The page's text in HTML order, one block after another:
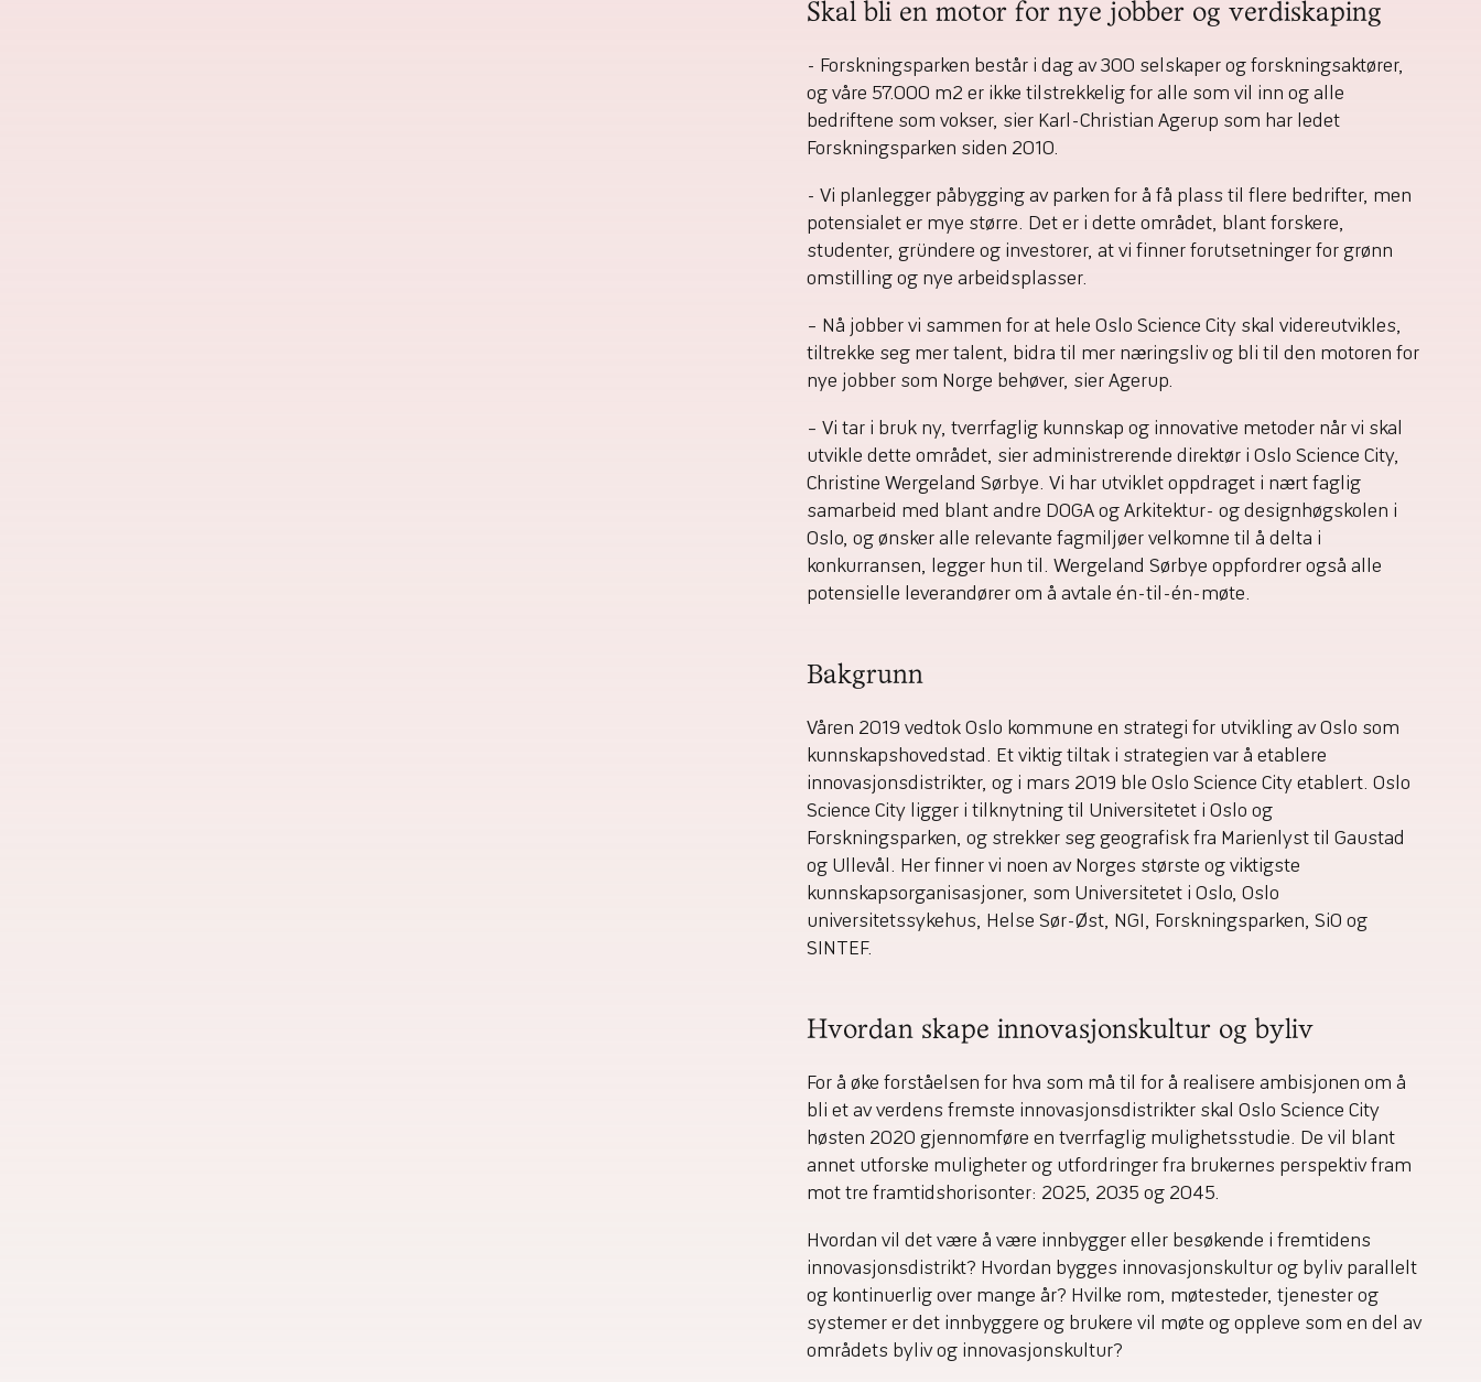
Skal bli en motor for nye jobber og verdiskaping
- Forskningsparken består i dag av 300 selskaper og forskningsaktører,
og våre 57.000 m2 er ikke tilstrekkelig for alle som vil inn og alle
bedriftene som vokser, sier Karl-Christian Agerup som har ledet
Forskningsparken siden 2010.
- Vi planlegger påbygging av parken for å få plass til flere bedrifter, men
potensialet er mye større. Det er i dette området, blant forskere,
studenter, gründere og investorer, at vi finner forutsetninger for grønn
omstilling og nye arbeidsplasser.
– Nå jobber vi sammen for at hele Oslo Science City skal videreutvikles,
tiltrekke seg mer talent, bidra til mer næringsliv og bli til den motoren for
nye jobber som Norge behøver, sier Agerup.
– Vi tar i bruk ny, tverrfaglig kunnskap og innovative metoder når vi skal
utvikle dette området, sier administrerende direktør i Oslo Science City,
Christine Wergeland Sørbye. Vi har utviklet oppdraget i nært faglig
samarbeid med blant andre DOGA og Arkitektur- og designhøgskolen i
Oslo, og ønsker alle relevante fagmiljøer velkomne til å delta i
konkurransen, legger hun til. Wergeland Sørbye oppfordrer også alle
potensielle leverandører om å avtale én-til-én-møte.
Bakgrunn
Våren 2019 vedtok Oslo kommune en strategi for utvikling av Oslo som
kunnskapshovedstad. Et viktig tiltak i strategien var å etablere
innovasjonsdistrikter, og i mars 2019 ble Oslo Science City etablert. Oslo
Science City ligger i tilknytning til Universitetet i Oslo og
Forskningsparken, og strekker seg geografisk fra Marienlyst til Gaustad
og Ullevål. Her finner vi noen av Norges største og viktigste
kunnskapsorganisasjoner, som Universitetet i Oslo, Oslo
universitetssykehus, Helse Sør-Øst, NGI, Forskningsparken, SiO og
SINTEF.
Hvordan skape innovasjonskultur og byliv
For å øke forståelsen for hva som må til for å realisere ambisjonen om å
bli et av verdens fremste innovasjonsdistrikter skal Oslo Science City
høsten 2020 gjennomføre en tverrfaglig mulighetsstudie. De vil blant
annet utforske muligheter og utfordringer fra brukernes perspektiv fram
mot tre framtidshorisonter: 2025, 2035 og 2045.
Hvordan vil det være å være innbygger eller besøkende i fremtidens
innovasjonsdistrikt? Hvordan bygges innovasjonskultur og byliv parallelt
og kontinuerlig over mange år? Hvilke rom, møtesteder, tjenester og
systemer er det innbyggere og brukere vil møte og oppleve som en del av
områdets byliv og innovasjonskultur?